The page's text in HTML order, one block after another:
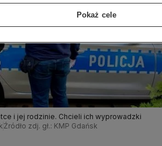
i jej rodzinie. Chcieli ich wyprowadzki
Źródło zdj. gł.: KMP Gdańsk
Pokaż cele